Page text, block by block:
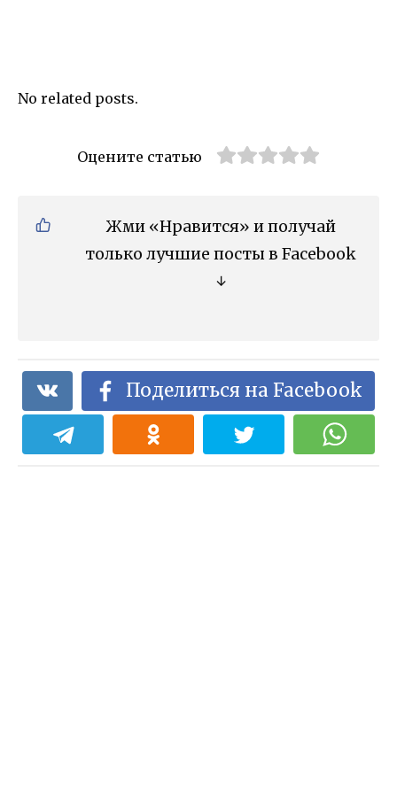
No related posts.
Оцените статью
Жми «Нравится» и получай
только лучшие посты в Facebook
↓
Поделиться на Facebook